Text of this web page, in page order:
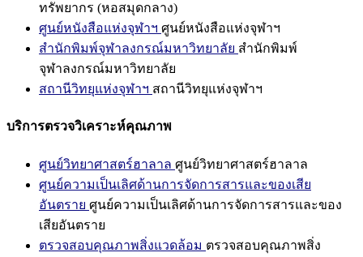
ทรัพยากร (หอสมุดกลาง)
ศูนย์หนังสือแห่งจุฬาฯ ศูนย์หนังสือแห่งจุฬาฯ
สำนักพิมพ์จุฬาลงกรณ์มหาวิทยาลัย สำนักพิมพ์
จุฬาลงกรณ์มหาวิทยาลัย
สถานีวิทยุแห่งจุฬาฯ สถานีวิทยุแห่งจุฬาฯ
บริการตรวจวิเคราะห์คุณภาพ
ศูนย์วิทยาศาสตร์ฮาลาล ศูนย์วิทยาศาสตร์ฮาลาล
ศูนย์ความเป็นเลิศด้านการจัดการสารและของเสีย
อันตราย ศูนย์ความเป็นเลิศด้านการจัดการสารและของ
เสียอันตราย
ตรวจสอบคุณภาพสิ่งแวดล้อม ตรวจสอบคุณภาพสิ่ง